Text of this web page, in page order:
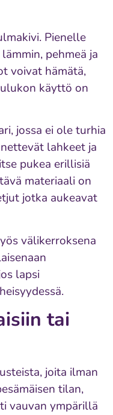
Pienelle
pehmeä ja
voivat hämätä,
käyttö on
jossa ei ole turhia
lahkeet ja
pukea erillisiä
materiaali on
jotka aukeavat
välikerroksena
lapsi
tai
joita ilman
tilan,
vauvan ympärillä